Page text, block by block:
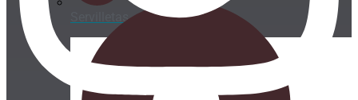
Servilletas